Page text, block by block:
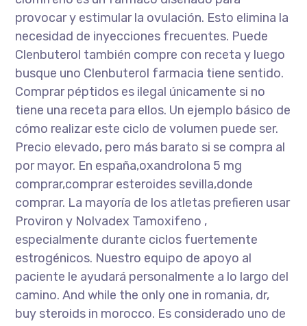
provocar y estimular la ovulación. Esto elimina la
necesidad de inyecciones frecuentes. Puede
Clenbuterol también compre con receta y luego
busque uno Clenbuterol farmacia tiene sentido.
Comprar péptidos es ilegal únicamente si no
tiene una receta para ellos. Un ejemplo básico de
cómo realizar este ciclo de volumen puede ser.
Precio elevado, pero más barato si se compra al
por mayor. En españa,oxandrolona 5 mg
comprar,comprar esteroides sevilla,donde
comprar. La mayoría de los atletas prefieren usar
Proviron y Nolvadex Tamoxifeno ,
especialmente durante ciclos fuertemente
estrogénicos. Nuestro equipo de apoyo al
paciente le ayudará personalmente a lo largo del
camino. And while the only one in romania, dr,
buy steroids in morocco. Es considerado uno de